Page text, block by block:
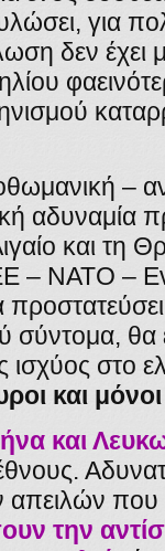
για
δεν έχει
–
αδυναμία
και τη
– ΝΑΤΟ –
σύντομα, θα
ισχύος στο
και
και
απειλών
την